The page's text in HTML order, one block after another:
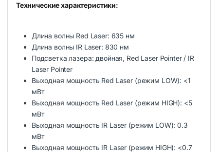
Технические характеристики:
Длина волны Red Laser: 635 нм
Длина волны IR Laser: 830 нм
Подсветка лазера: двойная, Red Laser Pointer / IR
Laser Pointer
Выходная мощность Red Laser (режим LOW): <1
мВт
Выходная мощность Red Laser (режим HIGH): <5
мВт
Выходная мощность IR Laser (режим LOW): 0.3
мВт
Выходная мощность IR Laser (режим HIGH): <0.7